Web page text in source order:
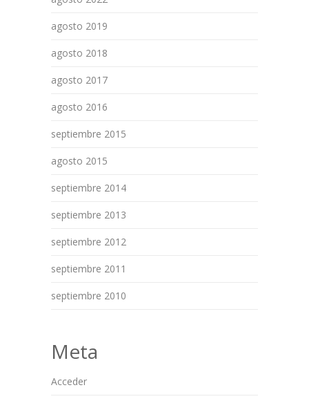
agosto 2019
agosto 2018
agosto 2017
agosto 2016
septiembre 2015
agosto 2015
septiembre 2014
septiembre 2013
septiembre 2012
septiembre 2011
septiembre 2010
Meta
Acceder